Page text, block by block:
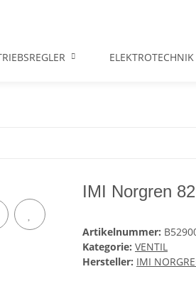
ELEKTROTECHNIK
IMI Norgren
Artikelnummer:
Kategorie: VENTIL
Hersteller: IMI